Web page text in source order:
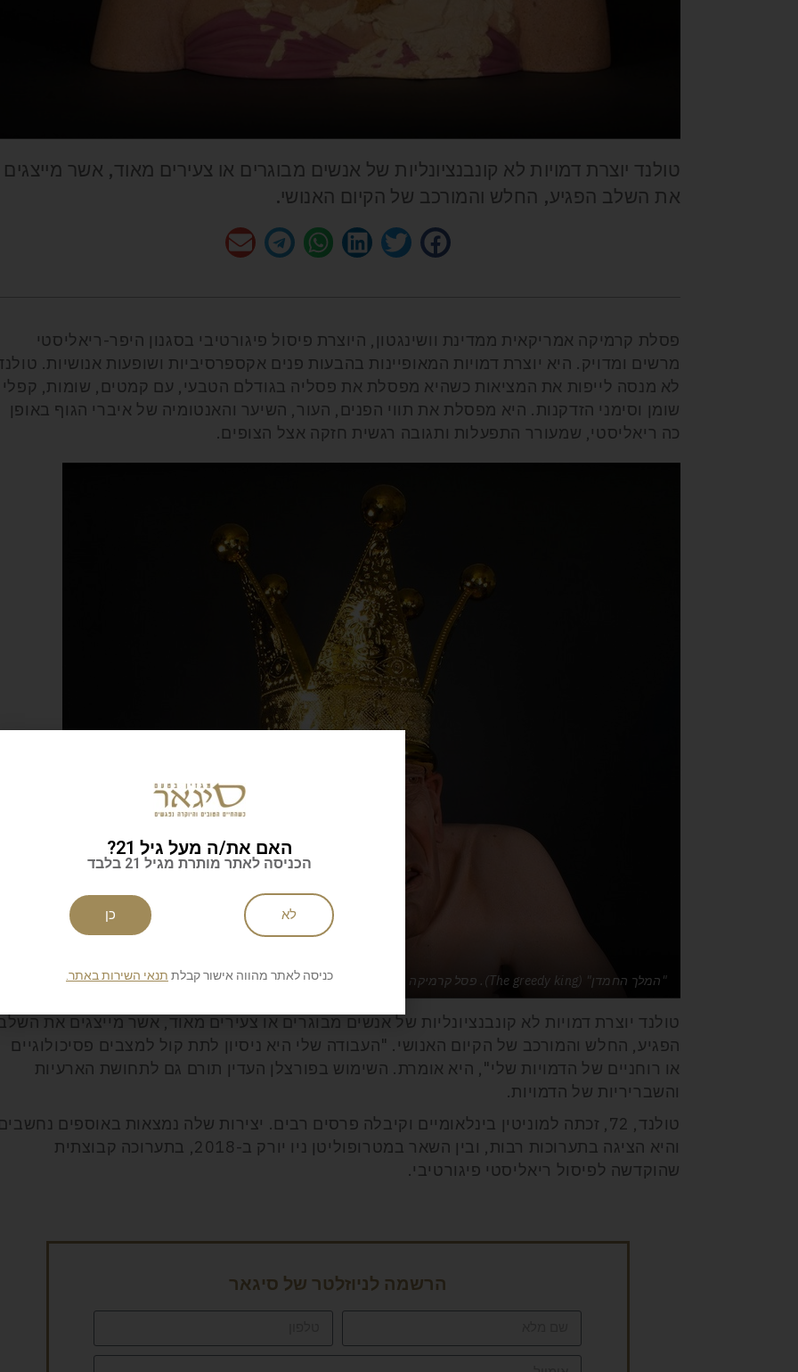
טולנד יוצרת דמויות לא קונבנציונליות של אנשים מבוגרים או צעירים מאוד, אשר מייצגים
את השלב הפגיע, החלש והמורכב של הקיום האנושי.
פסלת קרמיקה אמריקאית ממדינת וושינגטון, היוצרת פיסול פיגורטיבי בסגנון היפר-ריאליסטי
מרשים ומדויק. היא יוצרת דמויות המאופיינות בהבעות פנים אקספרסיביות ושופעות אנושיות.
לא מנסה לייפות את המציאות כשהיא מפסלת את פסליה בגודלם הטבעי, עם קמטים, שומות, קפלי
שומן וסימני הזדקנות. היא מפסלת את תווי הפנים, העור, השיער והאנטומיה של איברי הגוף באופן
כה ריאליסטי, שמעורר התפעלות ותגובה רגשית חזקה אצל הצופים.
"המלך החמדן" (The greedy king). פסל קרמיקה היפר-ריאליסטי של טיפ טולנד. צילום באדיבות Traver Gallery
טולנד יוצרת דמויות לא קונבנציונליות של אנשים מבוגרים או צעירים מאוד, אשר מייצגים את
הפגיע, החלש והמורכב של הקיום האנושי. "העבודה שלי היא ניסיון לתת קול למצבים פסיכולוגיים
או רוחניים של הדמויות שלי", היא אומרת. השימוש בפורצלן העדין תורם גם לתחושת הארעיות
והשבריריות של הדמויות.
טולנד, 72, זכתה למוניטין בינלאומיים וקיבלה פרסים רבים. יצירות שלה נמצאות באוספים
והיא הציגה בתערוכות רבות, ובין השאר במטרופוליטן ניו יורק ב-2018, בתערוכה קבוצתית
שהוקדשה לפיסול ריאליסטי פיגורטיבי.
הרשמה לניוזלטר של סיגאר
האם את/ה מעל גיל 21?
הכניסה לאתר מותרת מגיל 21 בלבד
לא כן
כניסה לאתר מהווה אישור קבלת תנאי השירות באתר.